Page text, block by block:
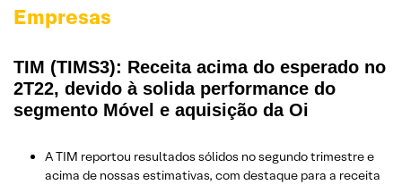
Empresas
TIM (TIMS3): Receita acima do esperado no
2T22, devido à solida performance do
segmento Móvel e aquisição da Oi
A TIM reportou resultados sólidos no segundo trimestre e
acima de nossas estimativas, com destaque para a receita